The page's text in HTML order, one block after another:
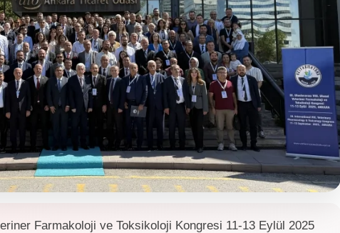
Farmakoloji ve Toksikoloji Kongresi 11-13 Eylül 2025